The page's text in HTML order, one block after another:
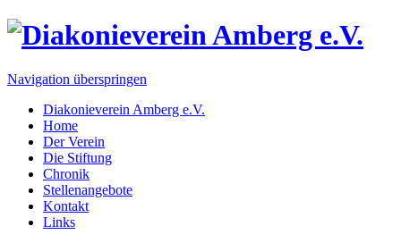
Navigation überspringen
Diakonieverein Amberg e.V.
Home
Der Verein
Die Stiftung
Chronik
Stellenangebote
Kontakt
Links